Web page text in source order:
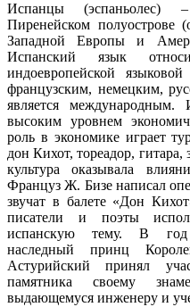
Испанцы
Пиренейском полуострове
Западной Европы и
Испанский язык
индоевропейской
французским, немецким,
является
высоким уровнем
роль в экономике играет
дон Кихот, тореадор,
культура оказывала
Француз Ж. Бизе написал
звучат в балете «Дон
писатели и поэты
испанскую тему. В год
наследный принц
Астурийский принял
памятника своему
выдающемуся инженеру и